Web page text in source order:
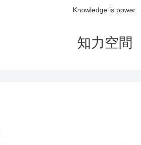
Knowledge is power.
知力空間